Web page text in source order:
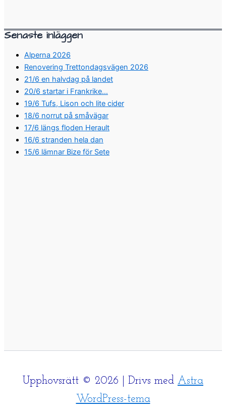
Senaste inläggen
Alperna 2026
Renovering Trettondagsvägen 2026
21/6 en halvdag på landet
20/6 startar i Frankrike…
19/6 Tufs, Lison och lite cider
18/6 norrut på småvägar
17/6 längs floden Herault
16/6 stranden hela dan
15/6 lämnar Bize för Sete
Upphovsrätt © 2026 | Drivs med Astra
WordPress-tema